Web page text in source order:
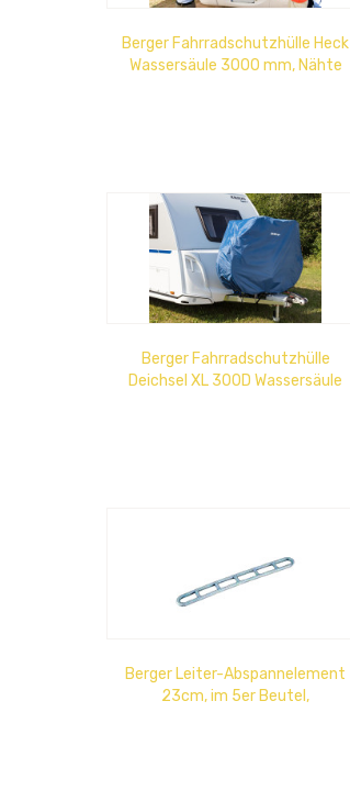
Berger Fahrradschutzhülle Heck
Wassersäule 3000 mm, Nähte
Berger Fahrradschutzhülle
Deichsel XL 300D Wassersäule
Berger Leiter-Abspannelement
23cm, im 5er Beutel,